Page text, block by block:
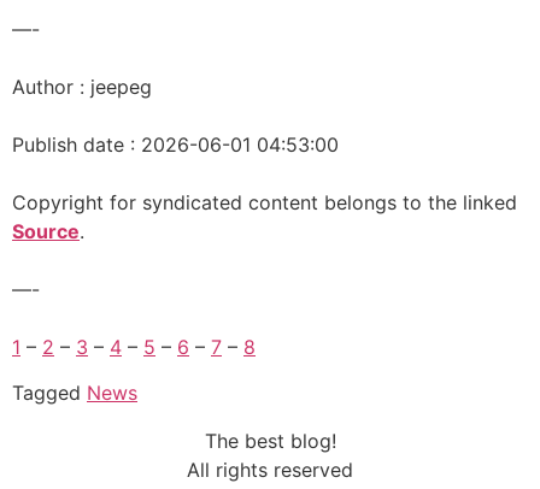
—-
Author : jeepeg
Publish date : 2026-06-01 04:53:00
Copyright for syndicated content belongs to the linked
Source.
—-
1 – 2 – 3 – 4 – 5 – 6 – 7 – 8
Tagged News
The best blog!
All rights reserved